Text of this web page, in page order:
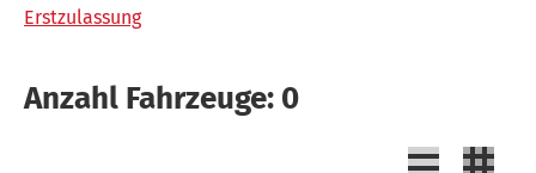
Erstzulassung
Anzahl Fahrzeuge: 0